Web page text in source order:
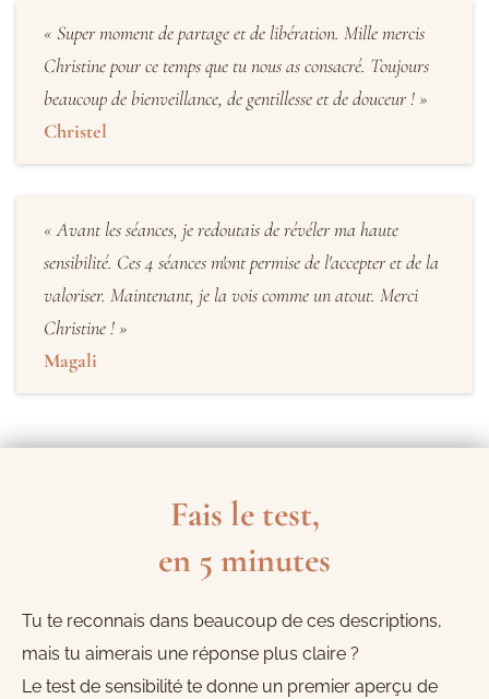
« Super moment de partage et de libération. Mille mercis
Christine pour ce temps que tu nous as consacré. Toujours
beaucoup de bienveillance, de gentillesse et de douceur ! »
Christel
« Avant les séances, je redoutais de révéler ma haute
sensibilité. Ces 4 séances m'ont permise de l'accepter et de la
valoriser. Maintenant, je la vois comme un atout. Merci
Christine ! »
Magali
Fais le test,
en 5 minutes
Tu te reconnais dans beaucoup de ces descriptions,
mais tu aimerais une réponse plus claire ?
Le test de sensibilité te donne un premier aperçu de